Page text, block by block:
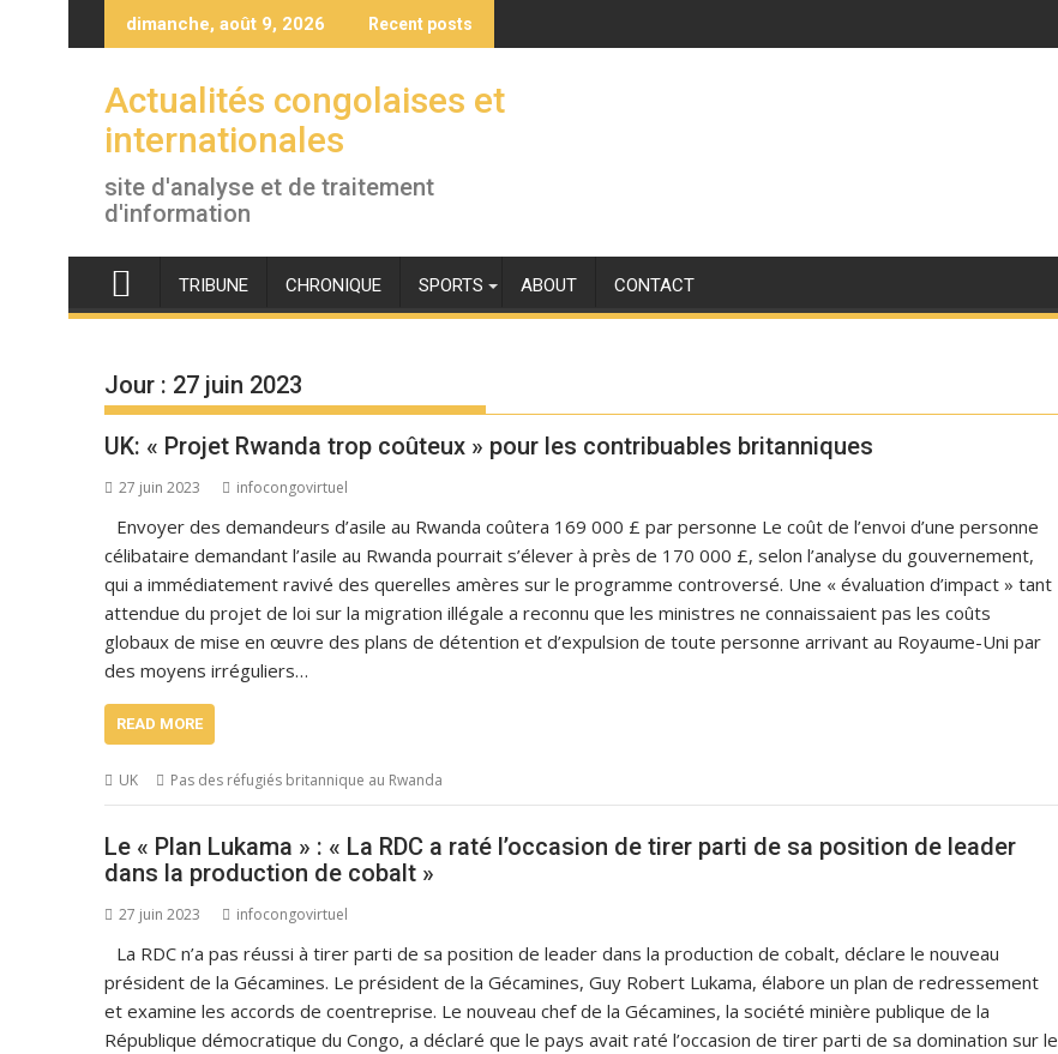
to
dimanche, août 9, 2026 Recent posts
Actualités congolaises et
internationales
site d'analyse et de traitement
d'information
TRIBUNE CHRONIQUE SPORTS ABOUT CONTACT
Jour : 27 juin 2023
UK: « Projet Rwanda trop coûteux » pour les contribuables britanniques
27 juin 2023 infocongovirtuel
Envoyer des demandeurs d’asile au Rwanda coûtera 169 000 £ par personne Le coût de l’envoi d’une personne
célibataire demandant l’asile au Rwanda pourrait s’élever à près de 170 000 £, selon l’analyse du gouvernement,
qui a immédiatement ravivé des querelles amères sur le programme controversé. Une « évaluation d’impact » tant
attendue du projet de loi sur la migration illégale a reconnu que les ministres ne connaissaient pas les coûts
globaux de mise en œuvre des plans de détention et d’expulsion de toute personne arrivant au Royaume-Uni par
des moyens irréguliers…
READ MORE
UK Pas des réfugiés britannique au Rwanda
Le « Plan Lukama » : « La RDC a raté l’occasion de tirer parti de sa position de leader
dans la production de cobalt »
27 juin 2023 infocongovirtuel
La RDC n’a pas réussi à tirer parti de sa position de leader dans la production de cobalt, déclare le nouveau
président de la Gécamines. Le président de la Gécamines, Guy Robert Lukama, élabore un plan de redressement
et examine les accords de coentreprise. Le nouveau chef de la Gécamines, la société minière publique de la
République démocratique du Congo, a déclaré que le pays avait raté l’occasion de tirer parti de sa domination sur le